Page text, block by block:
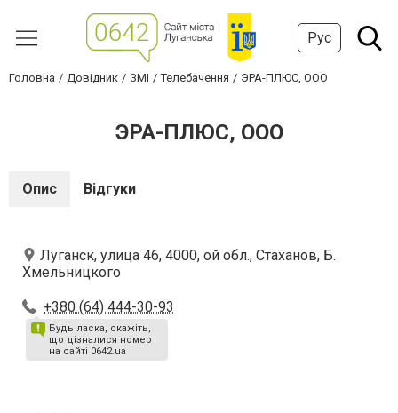
Рус
Головна Довідник ЗМІ Телебачення ЭРА-ПЛЮС, ООО
ЭРА-ПЛЮС, ООО
Опис Відгуки
Луганск, улица 46, 4000, ой обл., Стаханов, Б.
Хмельницкого
+380 (64) 444-30-93
Будь ласка, скажіть,
що дізналися номер
на сайті 0642.ua